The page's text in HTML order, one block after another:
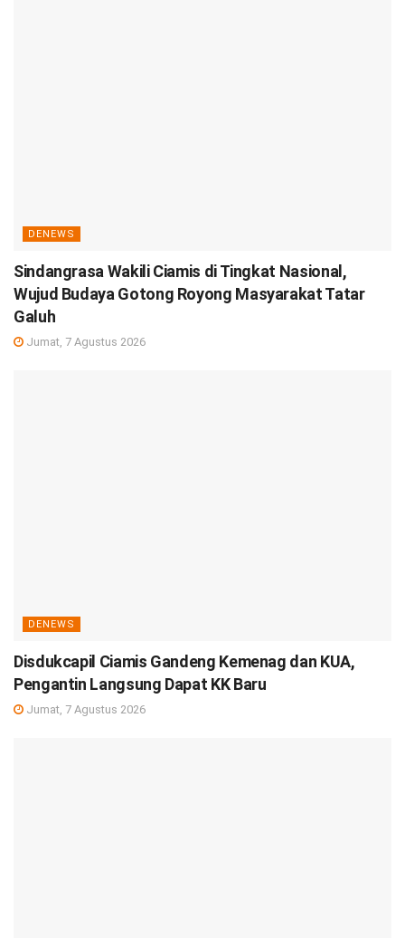
DENEWS
Sindangrasa Wakili Ciamis di Tingkat Nasional,
Wujud Budaya Gotong Royong Masyarakat Tatar
Galuh
Jumat, 7 Agustus 2026
DENEWS
Disdukcapil Ciamis Gandeng Kemenag dan KUA,
Pengantin Langsung Dapat KK Baru
Jumat, 7 Agustus 2026